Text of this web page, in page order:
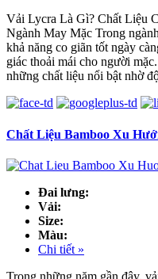
Vải Lycra Là Gì? Chất Liệu
Ngành May Mặc Trong
khả năng co giãn tốt ngày
giác thoải mái cho người
những chất liệu nổi bật nhờ
Chất Liệu Bamboo Xu
Đai lưng:
Vải:
Size:
Màu:
Chi tiết »
Trong những năm gần đây,